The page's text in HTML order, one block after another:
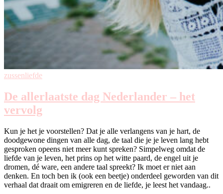
zussenliefde
De allerlaatste dag Nederlander – het
vervolg
Kun je het je voorstellen? Dat je alle verlangens van je hart, de
doodgewone dingen van alle dag, de taal die je je leven lang hebt
gesproken opeens niet meer kunt spreken? Simpelweg omdat de
liefde van je leven, het prins op het witte paard, de engel uit je
dromen, dé ware, een andere taal spreekt? Ik moet er niet aan
denken. En toch ben ik (ook een beetje) onderdeel geworden van dit
verhaal dat draait om emigreren en de liefde, je leest het vandaag..